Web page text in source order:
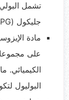
جليكول (PPG) وغيرها.
مادة
الكيميائي.
البوليول